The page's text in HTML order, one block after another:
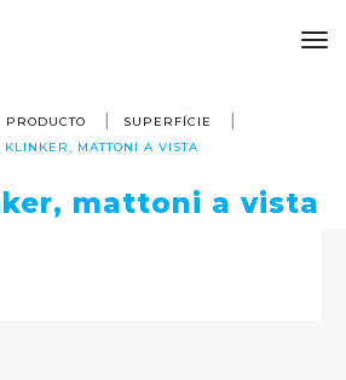
PRODUCTO
SUPERFÍCIE
KLINKER, MATTONI A VISTA
mattoni a vista